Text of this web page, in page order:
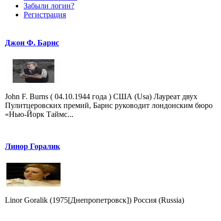
Забыли логин?
Регистрация
Джон Ф. Барнс
John F. Burns ( 04.10.1944 года ) США (Usa) Лауреат двух
Пулитцеровских премий, Барнс руководит лондонским бюро
«Нью-Йорк Таймс...
Линор Горалик
Linor Goralik (1975[Днепропетровск]) Россия (Russia)